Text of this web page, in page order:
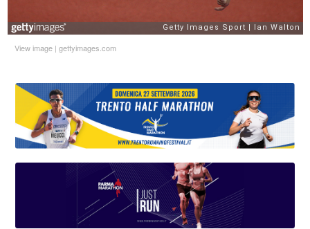
View image| gettyimages.com